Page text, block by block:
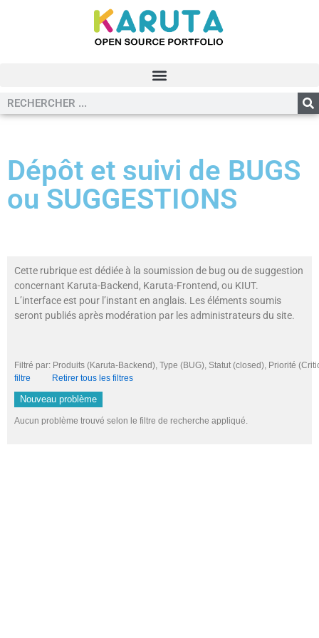
Dépôt et suivi de BUGS
ou SUGGESTIONS
Cette rubrique est dédiée à la soumission de bug ou de suggestion
concernant Karuta-Backend, Karuta-Frontend, ou KIUT.
L’interface est pour l’instant en anglais. Les éléments soumis
seront publiés après modération par les administrateurs du site.
Filtré par: Produits (Karuta-Backend), Type (BUG), Statut (closed), Priorité
filtre
Retirer tous les filtres
Nouveau problème
Aucun problème trouvé selon le filtre de recherche appliqué.